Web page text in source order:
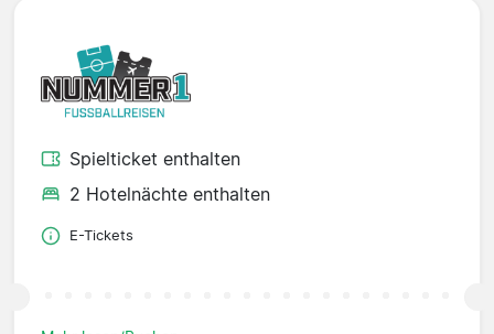
Spielticket enthalten
2 Hotelnächte enthalten
E-Tickets